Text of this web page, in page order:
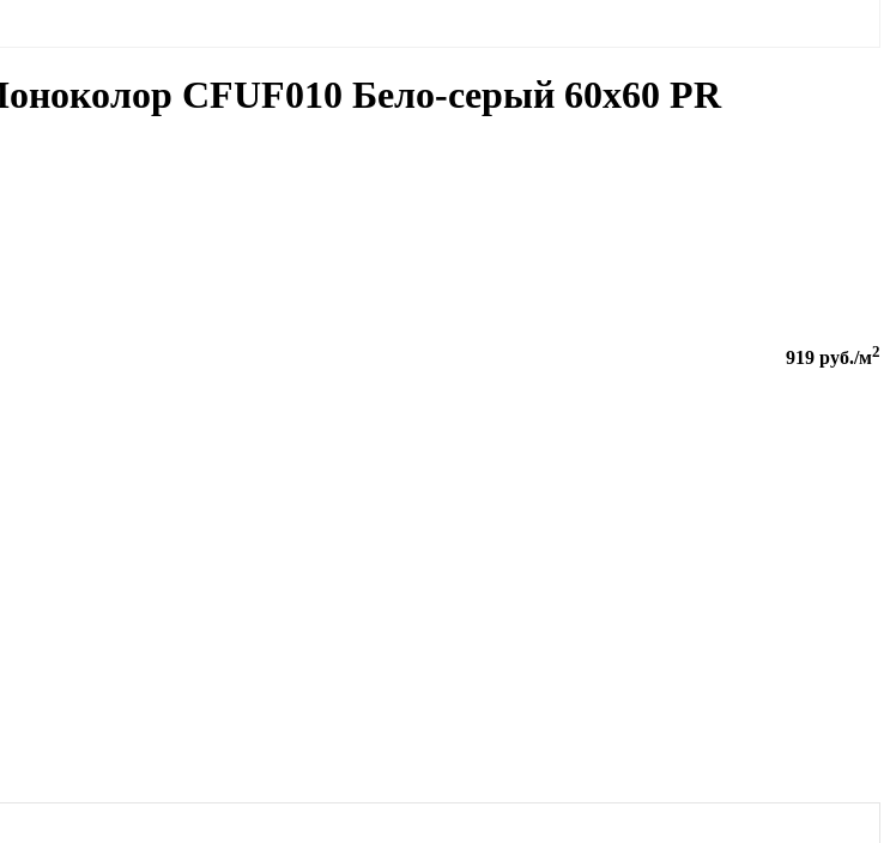
CFUF010 Бело-серый 60х60 PR
919 руб./м2